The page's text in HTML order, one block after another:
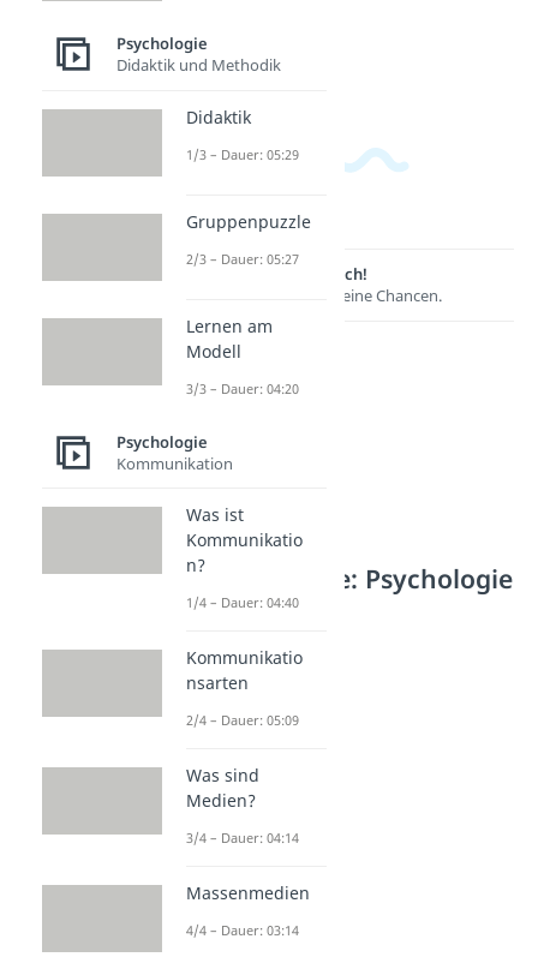
Lernen lohnt sich!
Entdecke hier deine Chancen.
Weitere Inhalte: Psychologie
Soziale Interaktion
Dauer: 04:25
Komfortzone
Dauer: 04:30
Dauer: 02:33
Intuition
Stigmatisierung
Passiv Aggressiv
Ignoranz
Psychologie
Didaktik und Methodik
Didaktik
1/3 – Dauer: 05:29
Gruppenpuzzle
2/3 – Dauer: 05:27
Lernen am
Modell
3/3 – Dauer: 04:20
Psychologie
Kommunikation
Was ist
Kommunikatio
n?
1/4 – Dauer: 04:40
Kommunikatio
nsarten
2/4 – Dauer: 05:09
Was sind
Medien?
3/4 – Dauer: 04:14
Massenmedien
4/4 – Dauer: 03:14